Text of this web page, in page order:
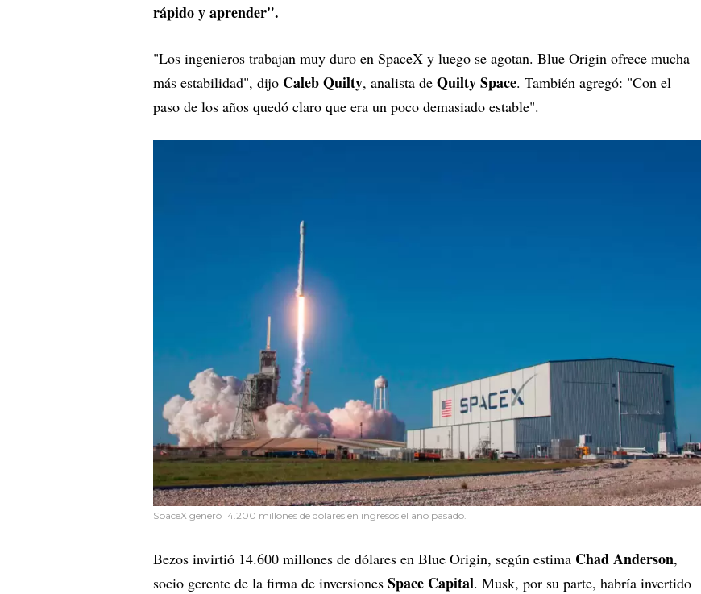
rápido y aprender".
"Los ingenieros trabajan muy duro en SpaceX y luego se agotan. Blue Origin ofrece mucha
más estabilidad", dijo Caleb Quilty, analista de Quilty Space. También agregó: "Con el
paso de los años quedó claro que era un poco demasiado estable".
SpaceX generó 14.200 millones de dólares en ingresos el año pasado.
Bezos invirtió 14.600 millones de dólares en Blue Origin, según estima Chad Anderson,
socio gerente de la firma de inversiones Space Capital. Musk, por su parte, habría invertido